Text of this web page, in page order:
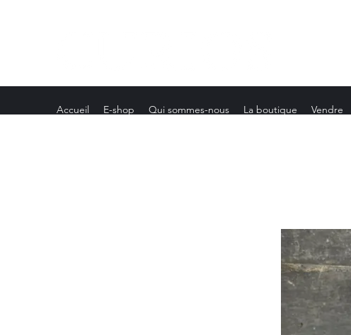
Accueil E-shop Qui sommes-nous La boutique Vendre